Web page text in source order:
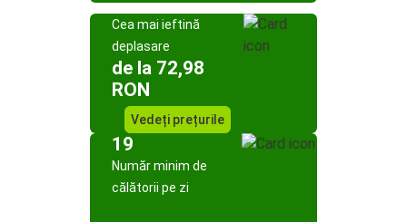
Cea mai ieftină
deplasare
de la 72,98
RON
Vedeți prețurile
19
Număr minim de
călătorii pe zi